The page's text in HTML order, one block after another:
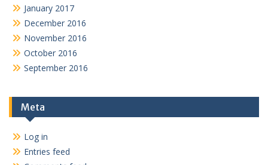
January 2017
December 2016
November 2016
October 2016
September 2016
Meta
Log in
Entries feed